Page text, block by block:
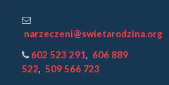
narzeczeni@swietarodzina.org
602 523 291, 606 889
522, 509 566 723